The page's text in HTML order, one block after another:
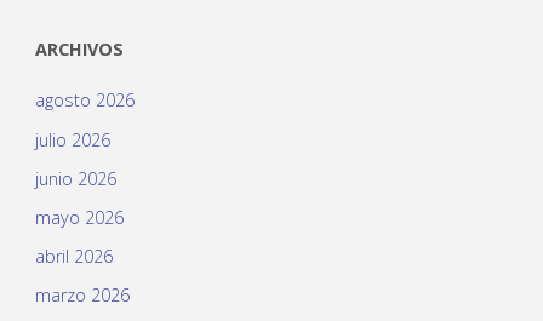
ARCHIVOS
agosto 2026
julio 2026
junio 2026
mayo 2026
abril 2026
marzo 2026